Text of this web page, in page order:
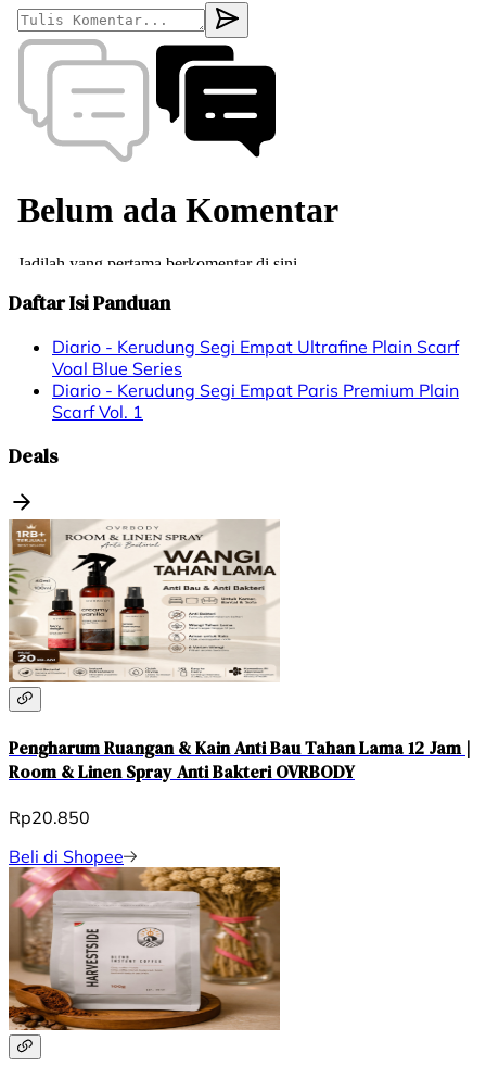
Daftar Isi Panduan
Diario - Kerudung Segi Empat Ultrafine Plain Scarf
Voal Blue Series
Diario - Kerudung Segi Empat Paris Premium Plain
Scarf Vol. 1
Deals
Pengharum Ruangan & Kain Anti Bau Tahan Lama 12 Jam |
Room & Linen Spray Anti Bakteri OVRBODY
Rp20.850
Beli di Shopee